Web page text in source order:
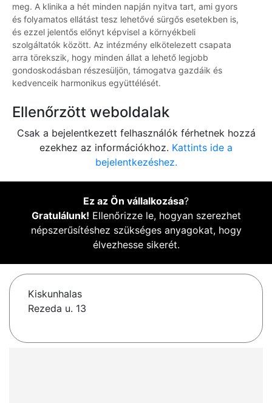
meg. A klinika a hét minden napján nyitva tart, ami gyors
és folyamatos ellátást tesz lehetővé sürgős esetekben is,
és ezzel jelentős előnyt képvisel a környékbeli
szolgáltatók között. Az intézmény elkötelezett csapata
arra törekszik, hogy minden állat a lehető legjobb
gondoskodásban részesüljön, támogatva gazdáik és
kedvenceik harmonikus együttélését.
Ellenőrzött weboldalak
Csak a bejelentkezett felhasználók férhetnek hozzá
ezekhez az információkhoz. Kattints ide a
bejelentkezéshez.
Ez az Ön vállalkozása?
Gratulálunk! Ellenőrizze le, hogyan szerezhet
népszerűsítéshez szükséges anyagokat, hogy
élvezhesse sikerét.
Kiskunhalas
Rezeda u. 13